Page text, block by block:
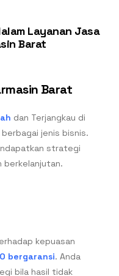
Layanan Jasa
Barat
Barat
dan Terjangkau di
jenis bisnis.
strategi
berkelanjutan.
kepuasan
bergaransi. Anda
bila hasil tidak